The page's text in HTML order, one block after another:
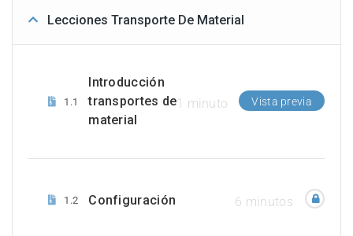
Lecciones Transporte De Material
1.1
Introducción
transportes de
material
1 minuto Vista previa
1.2 Configuración 6 minutos